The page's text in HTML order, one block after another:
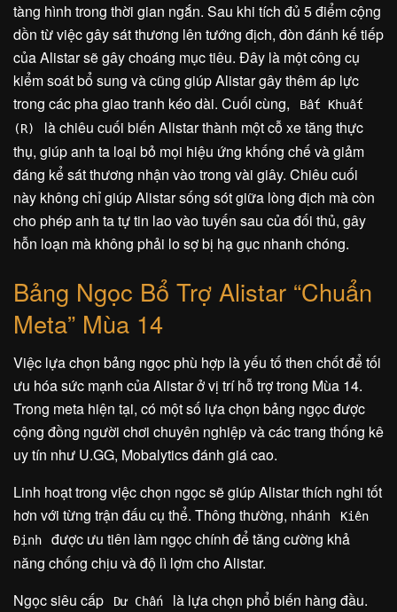
tàng hình trong thời gian ngắn. Sau khi tích đủ 5 điểm cộng
dồn từ việc gây sát thương lên tướng địch, đòn đánh kế tiếp
của Alistar sẽ gây choáng mục tiêu. Đây là một công cụ
kiểm soát bổ sung và cũng giúp Alistar gây thêm áp lực
trong các pha giao tranh kéo dài. Cuối cùng,
Bất Khuất
(R)
là chiêu cuối biến Alistar thành một cỗ xe tăng thực
thụ, giúp anh ta loại bỏ mọi hiệu ứng khống chế và giảm
đáng kể sát thương nhận vào trong vài giây. Chiêu cuối
này không chỉ giúp Alistar sống sót giữa lòng địch mà còn
cho phép anh ta tự tin lao vào tuyến sau của đối thủ, gây
hỗn loạn mà không phải lo sợ bị hạ gục nhanh chóng.
Bảng Ngọc Bổ Trợ Alistar “Chuẩn
Meta” Mùa 14
Việc lựa chọn bảng ngọc phù hợp là yếu tố then chốt để tối
ưu hóa sức mạnh của Alistar ở vị trí hỗ trợ trong Mùa 14.
Trong meta hiện tại, có một số lựa chọn bảng ngọc được
cộng đồng người chơi chuyên nghiệp và các trang thống kê
uy tín như U.GG, Mobalytics đánh giá cao.
Linh hoạt trong việc chọn ngọc sẽ giúp Alistar thích nghi tốt
hơn với từng trận đấu cụ thể. Thông thường, nhánh
Kiên
Định
được ưu tiên làm ngọc chính để tăng cường khả
năng chống chịu và độ lì lợm cho Alistar.
Ngọc siêu cấp
Dư Chấn
là lựa chọn phổ biến hàng đầu.